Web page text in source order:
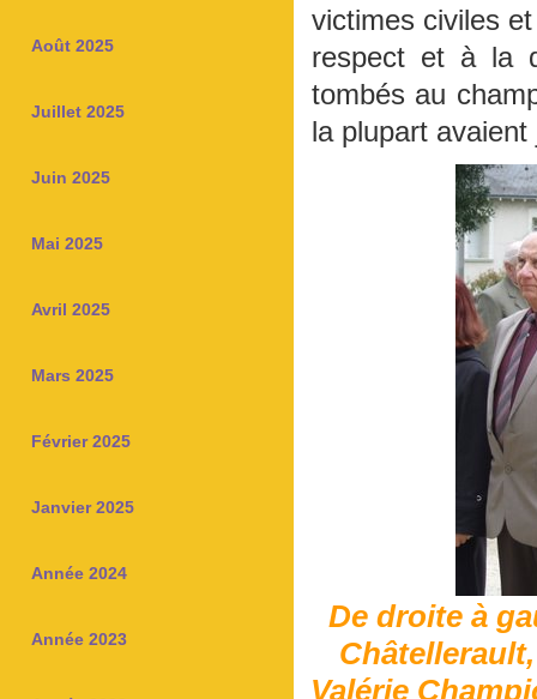
Août 2025
Juillet 2025
Juin 2025
Mai 2025
Avril 2025
Mars 2025
Février 2025
Janvier 2025
Année 2024
Année 2023
victimes civiles
respect et à la
tombés au
la plupart
De droite à
Valérie